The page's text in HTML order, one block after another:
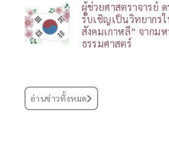
ผู้ช่วยศาสตราจารย์
รับเชิญเป็นวิทยากร
สังคมเกาหลี” จากม
ธรรมศาสตร์
อ่านข่าวทั้งหมด